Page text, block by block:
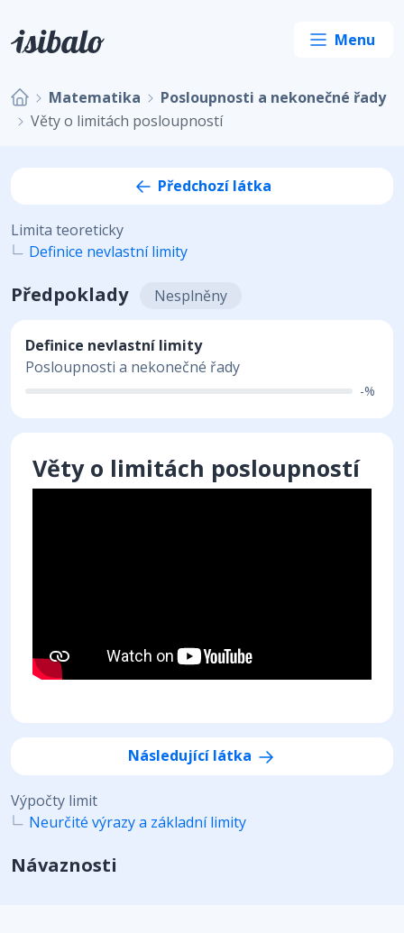
Matematika
Posloupnosti a nekonečné řady
Věty o limitách posloupností
Předchozí látka
Limita teoreticky
Definice nevlastní limity
Předpoklady Nesplněny
Definice nevlastní limity
Posloupnosti a nekonečné řady
-%
Věty o limitách posloupností
Následující látka
Výpočty limit
Neurčité výrazy a základní limity
Návaznosti